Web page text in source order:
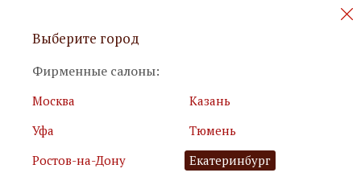
Персональные акции и новинки
Выберите город
Фирменные салоны:
Москва
Казань
Уфа
Тюмень
Ростов-на-Дону
Екатеринбург